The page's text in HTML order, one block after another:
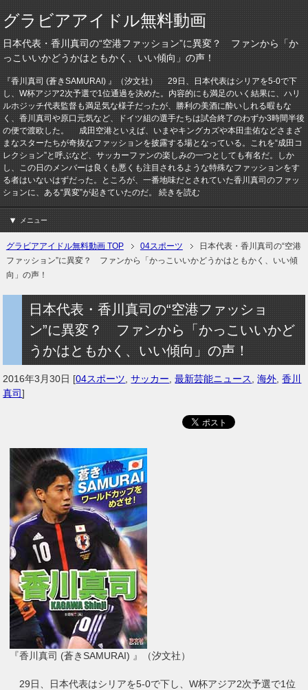
グラビアアイドル無料動画
日本代表・香川真司の“空港ファッション”に異変？ ファンから「か
っこいいかどうかはともかく、いい傾向」の声！
『香川真司 (蒼きSAMURAI) 』（汐文社） 29日、日本代表はシリアを5-0で下
し、W杯アジア2次予選で1位通過を決めた。内容的にも満足のいく結果に、ハリ
ルホジッチ代表監督も満足気な様子だったが、勝利の美酒に酔いしれる暇もな
く、香川真司や原口元気など、ドイツ組の選手たちは試合終了のわずか3時間半後
の便で渡欧した。 成田空港といえば、いまやキングカズや本田圭佑などさまざ
まなスターたちが奇抜なファッションを披露する場となっている。これを“成田コ
レクション”と呼ぶなど、サッカーファンの楽しみの一つとしても有名だ。しか
し、この日のメンバーは良くも悪くも注目されるような特殊なファッションをす
る者はいないはずだった。ところが、一番地味だとされていた香川真司のファッ
ションに、ある“異変”が起きていたのだ。 続きを読む
メニュー
グラビアアイドル無料動画 TOP 04スポーツ
日本代表・香川真司の“空港
ファッション”に異変？ ファンから「かっこいいかどうかはともかく、いい傾
向」の声！
日本代表・香川真司の“空港ファッショ
ン”に異変？ ファンから「かっこいいかど
うかはともかく、いい傾向」の声！
2016年3月30日 [04スポーツ ,サッカー ,最新芸能ニュース ,海外 ,香川
真司]
『香川真司 (蒼きSAMURAI) 』（汐文社）
29日、日本代表はシリアを5-0で下し、W杯アジア2次予選で1位